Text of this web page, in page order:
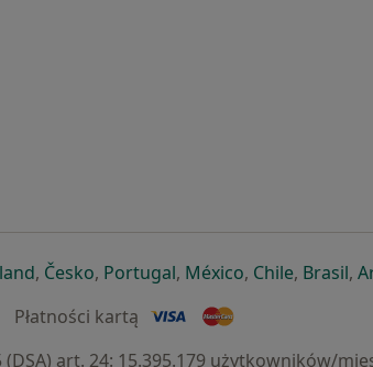
karcie
w nowej karcie
otwiera się w nowej karcie
, Českootwiera się w nowej karcie
, Portugalotwiera się w nowej
, Méxicootwiera się w
, Chileotwiera
, Brasil,
Płatności kartą
(DSA) art. 24: 15.395.179 użytkowników/